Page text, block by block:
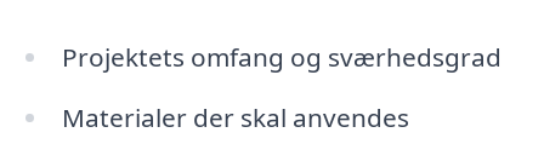
Projektets omfang og sværhedsgrad
Materialer der skal anvendes